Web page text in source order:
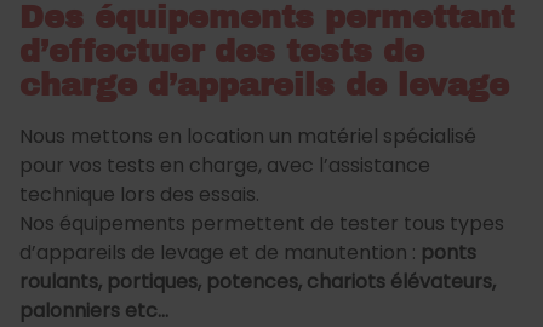
Des équipements permettant
d’effectuer des tests de
charge d’appareils de levage
Nous mettons en location un matériel spécialisé
pour vos tests en charge, avec l’assistance
technique lors des essais.
Nos équipements permettent de tester tous types
d’appareils de levage et de manutention : ponts
roulants, portiques, potences, chariots élévateurs,
palonniers etc...